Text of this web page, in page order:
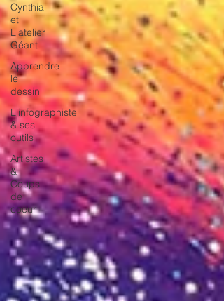
Cynthia
et
L'atelier
Géant
Apprendre
le
dessin
L'infographiste
& ses
outils
Artistes
&
Coups
de
coeur